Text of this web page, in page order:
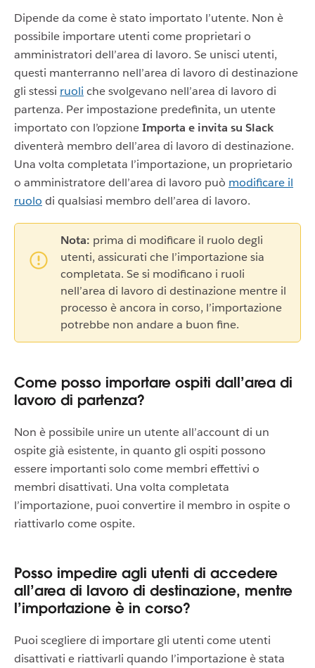
Dipende da come è stato importato l’utente. Non è
possibile importare utenti come proprietari o
amministratori dell’area di lavoro. Se unisci utenti,
questi manterranno nell’area di lavoro di destinazione
gli stessi ruoli che svolgevano nell’area di lavoro di
partenza. Per impostazione predefinita, un utente
importato con l’opzioneImporta e invita su Slack
diventerà membro dell’area di lavoro di destinazione.
Una volta completata l’importazione, un proprietario
o amministratore dell’area di lavoro può modificare il
ruolo di qualsiasi membro dell’area di lavoro.
Nota: prima di modificare il ruolo degli
utenti, assicurati che l’importazione sia
completata. Se si modificano i ruoli
nell’area di lavoro di destinazione mentre il
processo è ancora in corso, l’importazione
potrebbe non andare a buon fine.
Come posso importare ospiti dall’area di
lavoro di partenza?
Non è possibile unire un utente all’account di un
ospite già esistente, in quanto gli ospiti possono
essere importanti solo come membri effettivi o
membri disattivati. Una volta completata
l’importazione, puoi convertire il membro in ospite o
riattivarlo come ospite.
Posso impedire agli utenti di accedere
all’area di lavoro di destinazione, mentre
l’importazione è in corso?
Puoi scegliere di importare gli utenti come utenti
disattivati e riattivarli quando l’importazione è stata